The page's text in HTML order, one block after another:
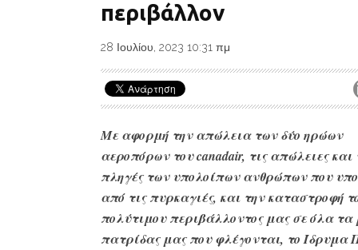
περιβάλλον
28 Ιουλίου, 2023 10:31 πμ
Με αφορμή την απώλεια των δύο ηρώων
αεροπόρων του canadair, τις απώλειες και
πληγές των υπολοίπων ανθρώπων που
από τις πυρκαγιές, και την καταστροφή
πολύτιμου περιβάλλοντος μας σε όλα τα
πατρίδας μας που φλέγονται, το Ίδρυμα